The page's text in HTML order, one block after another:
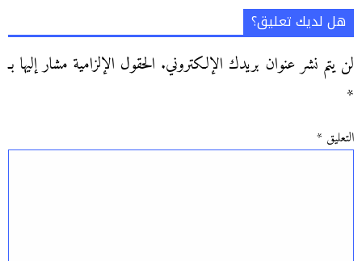
هل لديك تعليق؟
لن يتم نشر عنوان بريدك الإلكتروني. الحقول الإلزامية مشار إليها بـ
*
التعليق *